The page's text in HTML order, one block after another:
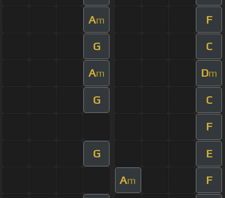
Am F
G C
Am Dm
G C
F
G E
Am F